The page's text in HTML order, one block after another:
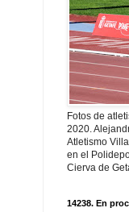
Fotos de
2020.
Atletismo
en el
Cierva de
14238. En